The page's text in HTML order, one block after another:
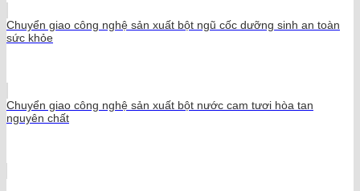
Chuyển giao công nghệ sản xuất bột ngũ cốc dưỡng sinh an toàn
sức khỏe
Chuyển giao công nghệ sản xuất bột nước cam tươi hòa tan
nguyên chất